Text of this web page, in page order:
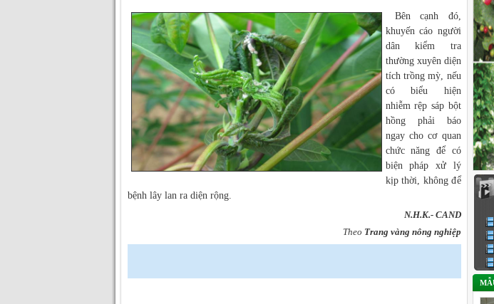
Bên cạnh đó,
khuyến cáo người
dân kiểm tra
thường xuyên diện
tích trồng mỳ, nếu
có biểu hiện
nhiễm rệp sáp bột
hồng phải báo
ngay cho cơ quan
chức năng để có
biện pháp xử lý
kịp thời, không để
bệnh lây lan ra diện rộng.
N.H.K.- CAND
Theo Trang vàng nông nghiệp